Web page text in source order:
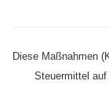
Diese Maßnahmen
Steuermittel